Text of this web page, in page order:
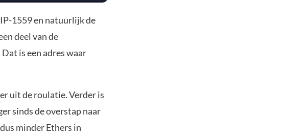
1559 en natuurlijk de
deel van de
is een adres waar
uit de roulatie. Verder is
sinds de overstap naar
minder Ethers in